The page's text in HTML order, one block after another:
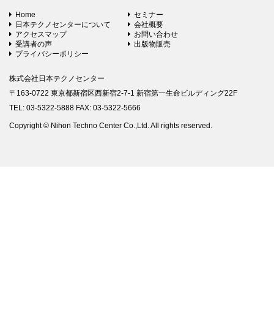
Home
セミナー
日本テクノセンターについて
会社概要
アクセスマップ
お問い合わせ
受講者の声
出版物販売
プライバシーポリシー
株式会社日本テクノセンター
〒163-0722 東京都新宿区西新宿2-7-1 新宿第一生命ビルディング22F
TEL: 03-5322-5888 FAX: 03-5322-5666
Copyright © Nihon Techno Center Co.,Ltd. All rights reserved.